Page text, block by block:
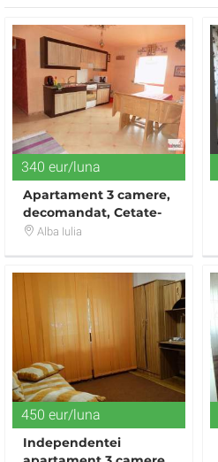
340 eur/luna
Apartament 3 camere,
decomandat, Cetate-
Mercur
Alba Iulia
450 eur/luna
Independentei